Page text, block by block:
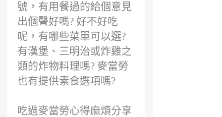
號，有用餐過的給個意見
出個聲好嗎? 好不好吃
呢，有哪些菜單可以選?
有漢堡、三明治或炸雞之
類的炸物料理嗎? 麥當勞
也有提供素食選項嗎?
吃過麥當勞心得麻煩分享